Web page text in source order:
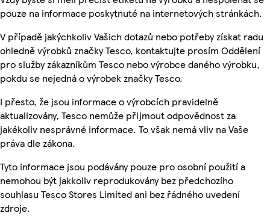
pouze na informace poskytnuté na internetových stránkách.
V případě jakýchkoliv Vašich dotazů nebo potřeby získat radu
ohledně výrobků značky Tesco, kontaktujte prosím Oddělení
pro služby zákazníkům Tesco nebo výrobce daného výrobku,
pokdu se nejedná o výrobek značky Tesco.
I přesto, že jsou informace o výrobcích pravidelně
aktualizovány, Tesco nemůže přijmout odpovědnost za
jakékoliv nesprávné informace. To však nemá vliv na Vaše
práva dle zákona.
Tyto informace jsou podávány pouze pro osobní použití a
nemohou být jakkoliv reprodukovány bez předchozího
souhlasu Tesco Stores Limited ani bez řádného uvedení
zdroje.